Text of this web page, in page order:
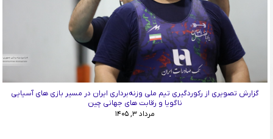
گزارش تصویری از رکوردگیری تیم ملی وزنه‌برداری ایران در مسیر بازی های آسیایی
ناگویا و رقابت های جهانی چین
مرداد ۳, ۱۴۰۵